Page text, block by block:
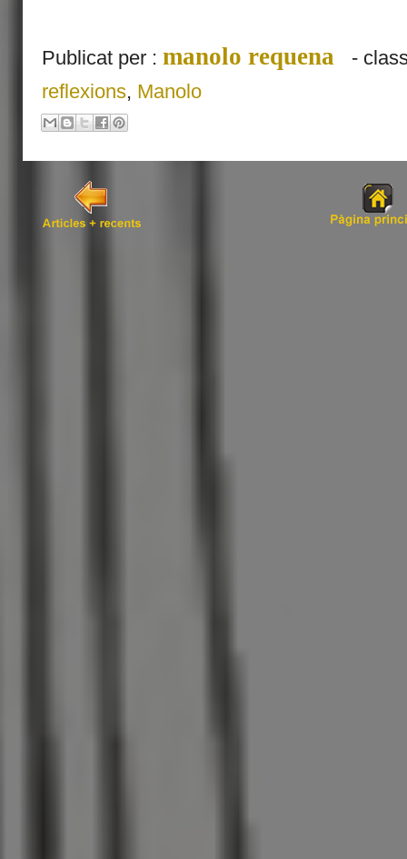
Publicat per : manolo requena
-
reflexions, Manolo